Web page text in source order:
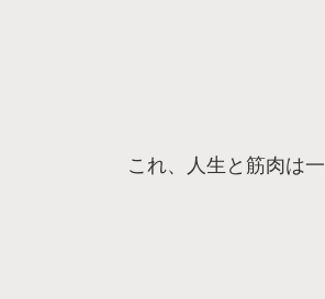
これ、人生と筋肉は一